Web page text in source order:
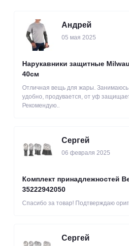
Андрей
05 мая 2025
Нарукавники защитные
40см
Отличная вещь для жары. Занимаюсь
удобно, продувается, от уф
Рекомендую..
Сергей
06 февраля 2025
Комплект принадлежностей
35222942050
Спасибо за товар! Подтверждаю
Сергей